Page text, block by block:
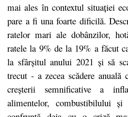
mai ales în contextul situației
pare a fi una foarte dificilă.
ratelor mari ale dobânzilor,
ratele la 9% de la 19% a făcut
la sfârșitul anului 2021 și să
trecut - a zecea scădere anuală
creșterii semnificative a
alimentelor, combustibilului